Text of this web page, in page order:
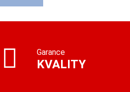
Garance
KVALITY